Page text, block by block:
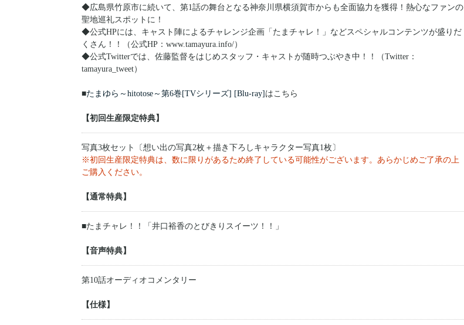
◆広島県竹原市に続いて、第1話の舞台となる神奈川県横須賀市からも全面協力を獲得！熱心なファンの
聖地巡礼スポットに！
◆公式HPには、キャスト陣によるチャレンジ企画「たまチャレ！」などスペシャルコンテンツが盛りだ
くさん！！（公式HP：www.tamayura.info/）
◆公式Twitterでは、佐藤監督をはじめスタッフ・キャストが随時つぶやき中！！（Twitter：
tamayura_tweet）
■たまゆら～hitotose～第6巻[TVシリーズ] [Blu-ray]はこちら
【初回生産限定特典】
写真3枚セット〔想い出の写真2枚＋描き下ろしキャラクター写真1枚〕
※初回生産限定特典は、数に限りがあるため終了している可能性がございます。あらかじめご了承の上
ご購入ください。
【通常特典】
■たまチャレ！！「井口裕香のとびきりスイーツ！！」
【音声特典】
第10話オーディオコメンタリー
【仕様】